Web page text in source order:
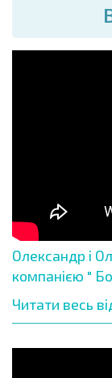
Олександр і
компанією "
Читати весь